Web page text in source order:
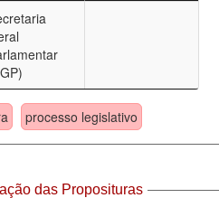
processo legislativo
das Proposituras